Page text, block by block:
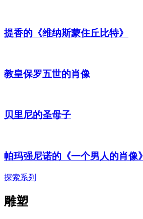
提香的《维纳斯蒙住丘比特》
教皇保罗五世的肖像
贝里尼的圣母子
帕玛强尼诺的《一个男人的肖像》
探索系列
雕塑